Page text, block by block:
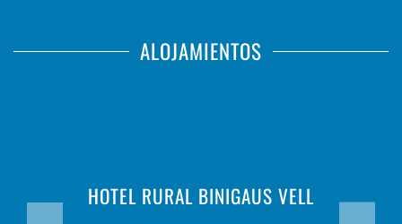
ALOJAMIENTOS
HOTEL RURAL BINIGAUS VELL